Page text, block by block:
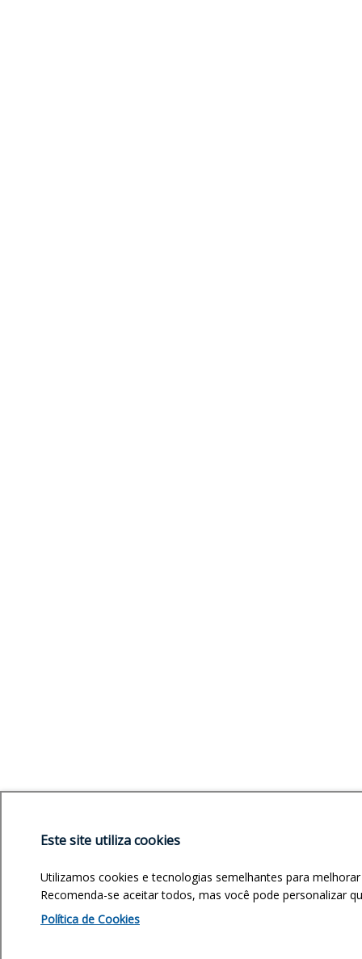
Este site utiliza cookies
Utilizamos cookies e tecnologias semelhantes para
Recomenda-se aceitar todos, mas você pode personalizar
Política de Cookies